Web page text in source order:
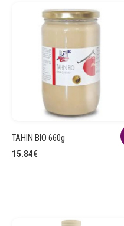
TAHIN BIO 660g
15.84€